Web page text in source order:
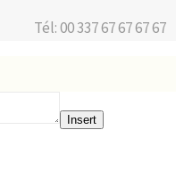
Tél: 00 337 67 67 67 67
Insert